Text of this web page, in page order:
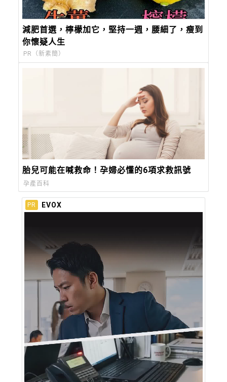
減肥首選，檸檬加它，堅持一週，腰細了，瘦到
你懷疑人生
PR（新素簡）
胎兒可能在喊救命！孕婦必懂的6項求救訊號
孕產百科
PR EVOX